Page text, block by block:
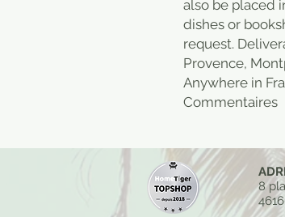
also be placed
dishes or
request.
Provence,
Anywhere in
Commentaires
8